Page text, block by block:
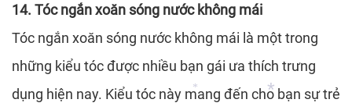
*
14. Tóc ngắn xoăn sóng nước không mái
Tóc ngắn xoăn sóng nước không mái là một trong
những kiểu tóc được nhiều bạn gái ưa thích trưng
dụng hiện nay. Kiểu tóc này mang đến cho bạn sự trẻ